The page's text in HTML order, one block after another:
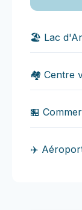
🏖️ Lac
🏘️ Centre
🏪
✈️